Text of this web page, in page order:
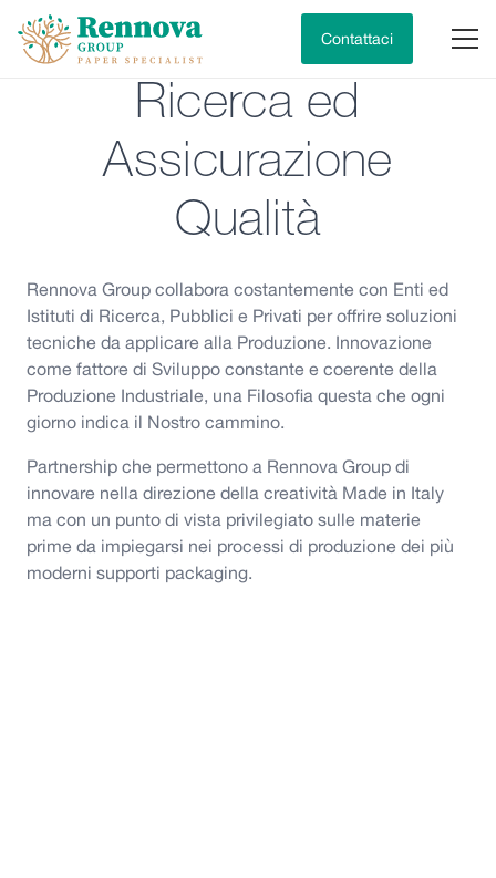
Contattaci
Ricerca ed
Assicurazione
Qualità
Rennova Group collabora costantemente con Enti ed
Istituti di Ricerca, Pubblici e Privati per offrire soluzioni
tecniche da applicare alla Produzione. Innovazione
come fattore di Sviluppo constante e coerente della
Produzione Industriale, una Filosofia questa che ogni
giorno indica il Nostro cammino.
Partnership che permettono a Rennova Group di
innovare nella direzione della creatività Made in Italy
ma con un punto di vista privilegiato sulle materie
prime da impiegarsi nei processi di produzione dei più
moderni supporti packaging.